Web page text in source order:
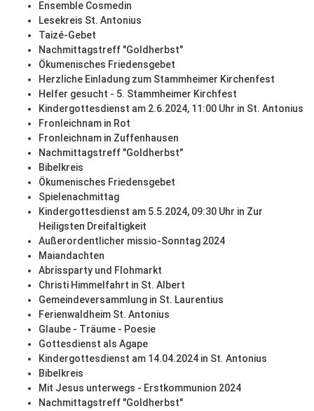
Ensemble Cosmedin
Lesekreis St. Antonius
Taizé-Gebet
Nachmittagstreff "Goldherbst"
Ökumenisches Friedensgebet
Herzliche Einladung zum Stammheimer Kirchenfest
Helfer gesucht - 5. Stammheimer Kirchfest
Kindergottesdienst am 2.6.2024, 11:00 Uhr in St. Antonius
Fronleichnam in Rot
Fronleichnam in Zuffenhausen
Nachmittagstreff "Goldherbst"
Bibelkreis
Ökumenisches Friedensgebet
Spielenachmittag
Kindergottesdienst am 5.5.2024, 09:30 Uhr in Zur
Heiligsten Dreifaltigkeit
Außerordentlicher missio-Sonntag 2024
Maiandachten
Abrissparty und Flohmarkt
Christi Himmelfahrt in St. Albert
Gemeindeversammlung in St. Laurentius
Ferienwaldheim St. Antonius
Glaube - Träume - Poesie
Gottesdienst als Agape
Kindergottesdienst am 14.04.2024 in St. Antonius
Bibelkreis
Mit Jesus unterwegs - Erstkommunion 2024
Nachmittagstreff "Goldherbst"